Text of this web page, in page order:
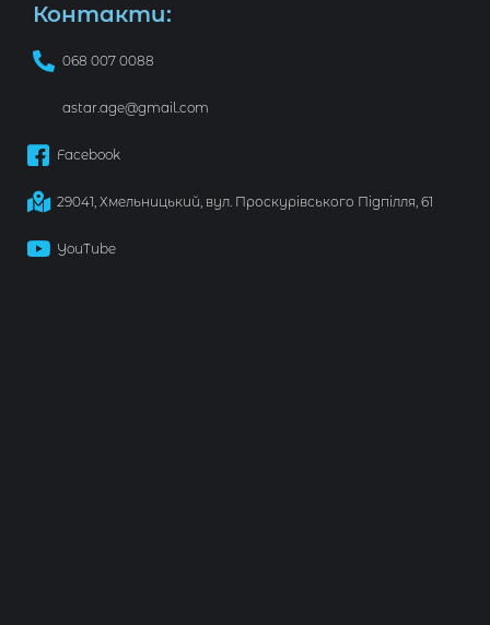
Контакти:
068 007 0088
astar.age@gmail.com
Facebook
29041, Хмельницький, вул. Проскурівського Підпілля, 61
YouTube